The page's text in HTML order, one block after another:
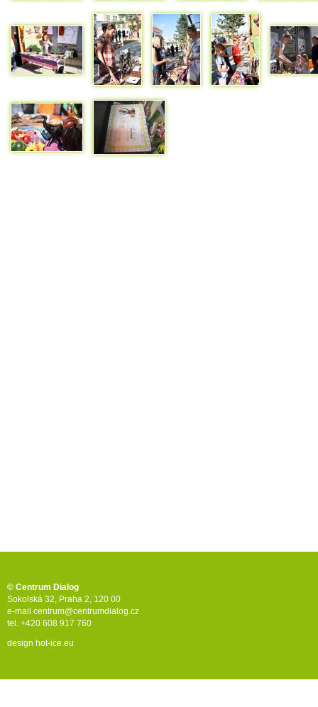
© Centrum Dialog
Sokolská 32, Praha 2, 120 00
e-mail centrum@centrumdialog.cz
tel. +420 608 917 760
design hot-ice.eu